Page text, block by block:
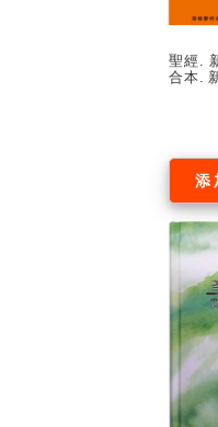
聖經.
合本.
（中
添